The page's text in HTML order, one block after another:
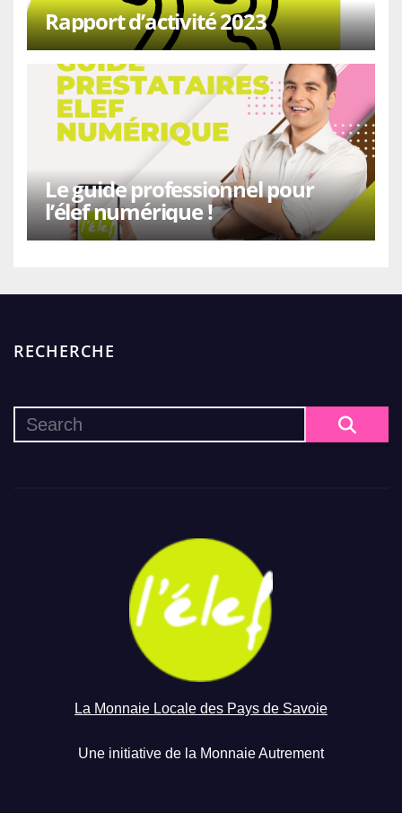
Rapport d’activité 2023
Le guide professionnel pour
l’élef numérique !
RECHERCHE
La Monnaie Locale des Pays de Savoie
Une initiative de la Monnaie Autrement